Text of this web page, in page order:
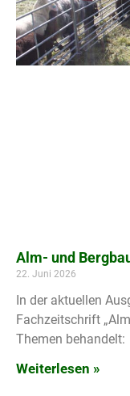
Alm- und
22. Juni 2026
In der aktuellen
Fachzeitschrift
Themen behandelt:
Weiterlesen »